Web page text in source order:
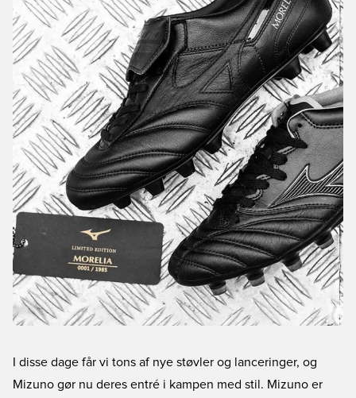
I disse dage får vi tons af nye støvler og lanceringer, og
Mizuno gør nu deres entré i kampen med stil. Mizuno er